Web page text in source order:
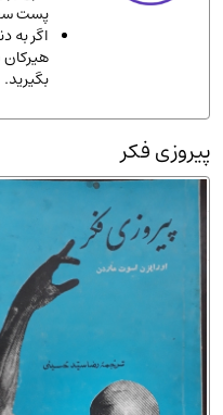
اقتصادی، بازاریابی و مالی(56)
پزشکی(140)
کامپیوتر و نرم افزار
ورزشی و تربیت بدنی
آشپزی و خوراکی(25)
سرگرمی و بازی(7)
سیاسی
رمان و داستان خارجی
حقوقی و قانون(47)
کتاب های مصور رنگی و گلاسه(23)
پست
اگر به
هیرکان
بگیرید.
پیروزی فکر